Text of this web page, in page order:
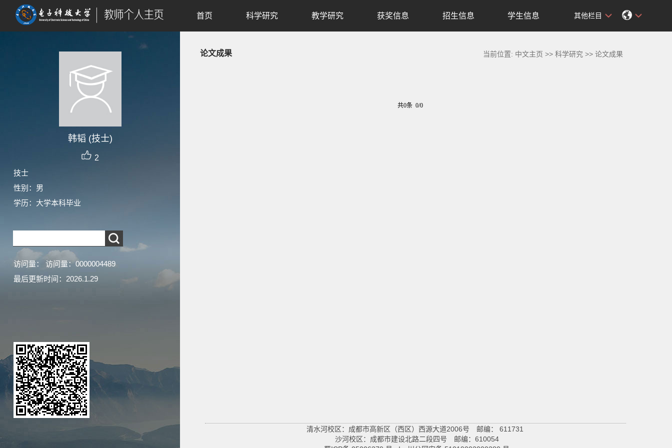
韩韬 (技士)
2
技士
性别：男
学历：大学本科毕业
访问量： 访问量：0000004489
最后更新时间： 2026.1.29
首页 科学研究 教学研究 获奖信息 招生信息 学生信息 其他栏目
论文成果 当前位置: 中文主页 >>科学研究 >>论文成果
共0条 0/0
清水河校区：成都市高新区（西区）西源大道2006号 邮编： 611731
沙河校区：成都市建设北路二段四号 邮编：610054